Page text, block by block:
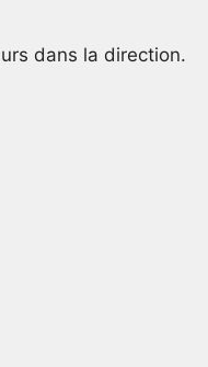
dans la direction.